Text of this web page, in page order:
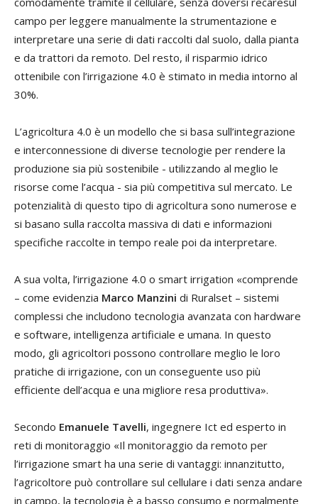
campo per leggere manualmente la strumentazione e
interpretare una serie di dati raccolti dal suolo, dalla pianta
e da trattori da remoto. Del resto, il risparmio idrico
ottenibile con l’irrigazione 4.0 è stimato in media intorno al
30%.
L’agricoltura 4.0 è un modello che si basa sull’integrazione
e interconnessione di diverse tecnologie per rendere la
produzione sia più sostenibile - utilizzando al meglio le
risorse come l’acqua - sia più competitiva sul mercato. Le
potenzialità di questo tipo di agricoltura sono numerose e
si basano sulla raccolta massiva di dati e informazioni
specifiche raccolte in tempo reale poi da interpretare.
A sua volta, l’irrigazione 4.0 o smart irrigation «comprende
– come evidenzia Marco Manzini di Ruralset – sistemi
complessi che includono tecnologia avanzata con hardware
e software, intelligenza artificiale e umana. In questo
modo, gli agricoltori possono controllare meglio le loro
pratiche di irrigazione, con un conseguente uso più
efficiente dell’acqua e una migliore resa produttiva».
Secondo Emanuele Tavelli, ingegnere Ict ed esperto in
reti di monitoraggio «Il monitoraggio da remoto per
l’irrigazione smart ha una serie di vantaggi: innanzitutto,
l’agricoltore può controllare sul cellulare i dati senza andare
in campo, la tecnologia è a basso consumo e normalmente